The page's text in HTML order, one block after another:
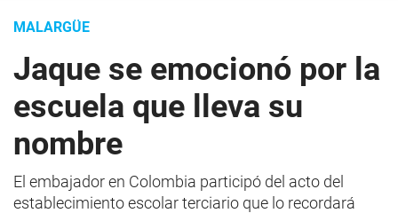
MALARGÜE
Jaque se emocionó por la
escuela que lleva su
nombre
El embajador en Colombia participó del acto del
establecimiento escolar terciario que lo recordará